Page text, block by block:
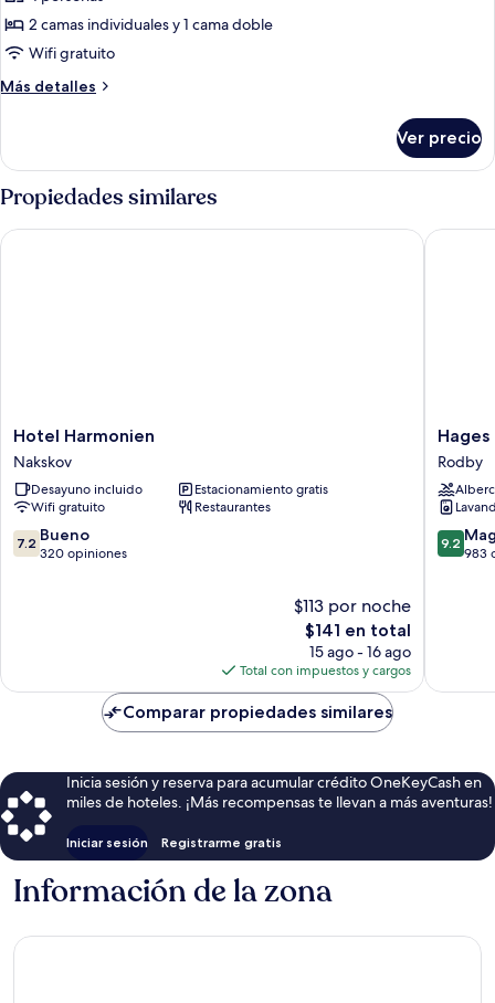
de
Casa
rodante
2 camas individuales y 1 cama doble
Wifi gratuito
Más detalles
Más
rodante
Ver precio
Propiedades similares
Hotel
Harmonien
Nakskov
Hotel Harmonien
Nakskov
Desayuno incluido
Estacionamiento gratis
Wifi gratuito
Restaurantes
7.2
de
7.2 Bueno
320 opiniones
$113 por noche
El
precio
actual
es
de
$141
$141 en total
15 ago - 16 ago
Total con impuestos y cargos
Hotel Harmonien
Hages
Rodby
Rodby
9.2
de
9.2
983
Hages
Comparar propiedades similares
Inicia sesión y reserva para acumular crédito OneKeyCash en
miles de hoteles. ¡Más recompensas te llevan a más aventuras!
Iniciar sesión Registrarme gratis
Información de la zona